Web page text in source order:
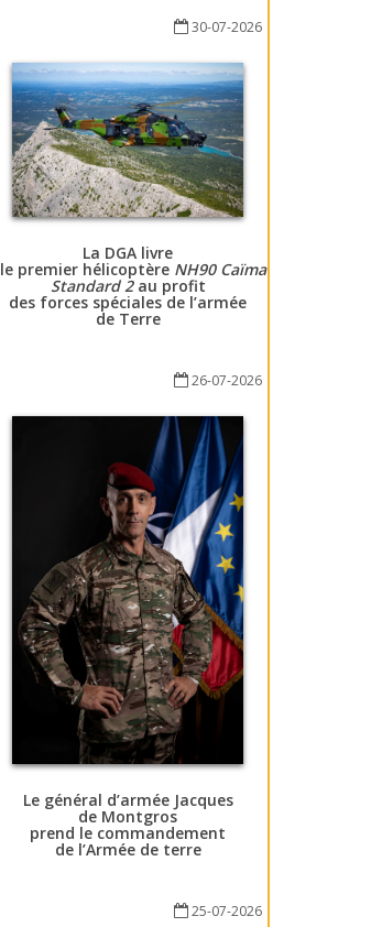
30-07-2026
La DGA livre
le premier hélicoptère NH90 Caïman
Standard 2au profit
des forces spéciales de l’armée
de Terre
26-07-2026
Le général d’armée Jacques
de Montgros
prend le commandement
de l’Armée de terre
25-07-2026